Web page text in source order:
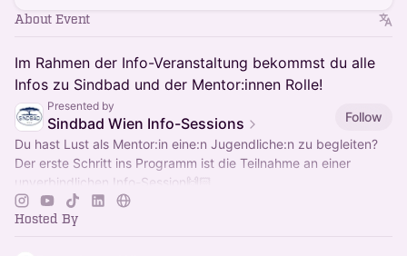
About Event
Im Rahmen der Info-Veranstaltung bekommst du alle
Infos zu Sindbad und der Mentor:innen Rolle!
Presented by
Sindbad Wien Info-Sessions
Follow
Du hast Lust als Mentor:in eine:n Jugendliche:n zu begleiten?
Der erste Schritt ins Programm ist die Teilnahme an einer
unverbindlichen Info-Session🙌🏻
Hosted By